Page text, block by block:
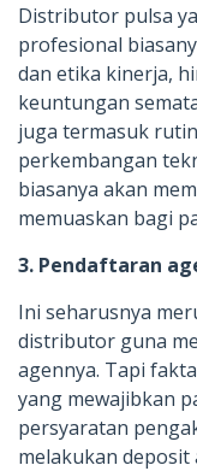
Distributor pulsa
profesional
dan etika kinerja,
keuntungan
juga termasuk
perkembangan
biasanya akan
memuaskan bagi
3. Pendaftaran
Ini seharusnya
distributor guna
agennya. Tapi
yang mewajibkan
persyaratan
melakukan deposit